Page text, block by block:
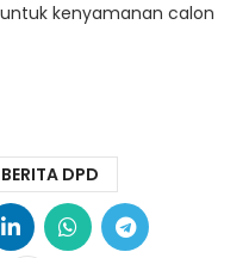
kenyamanan calon
BERITA DPD